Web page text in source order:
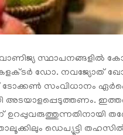
സ്ഥാപനങ്ങളില്‍
കളക്ടര്‍ ഡോ. നവജ്യോത്
ടോക്കണ്‍ സംവിധാനം
അടയാളപ്പെടുത്തണം.
ഉറപ്പുവരുത്തുന്നതിനായി
ഡെപ്യൂട്ടി